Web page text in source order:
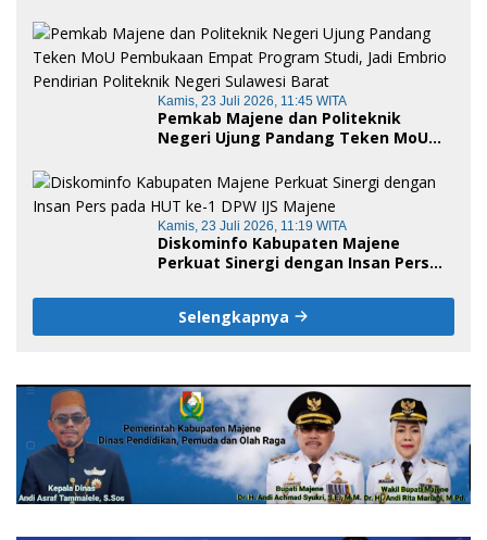
Kamis, 23 Juli 2026, 11:45 WITA
Pemkab Majene dan Politeknik
Negeri Ujung Pandang Teken MoU
Jadi Embrio Pendirian Politeknik
Negeri Sulawesi Barat
Kamis, 23 Juli 2026, 11:19 WITA
Diskominfo Kabupaten Majene
Perkuat Sinergi dengan Insan Pers
Selengkapnya